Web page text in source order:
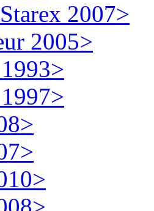
2007>
2005>